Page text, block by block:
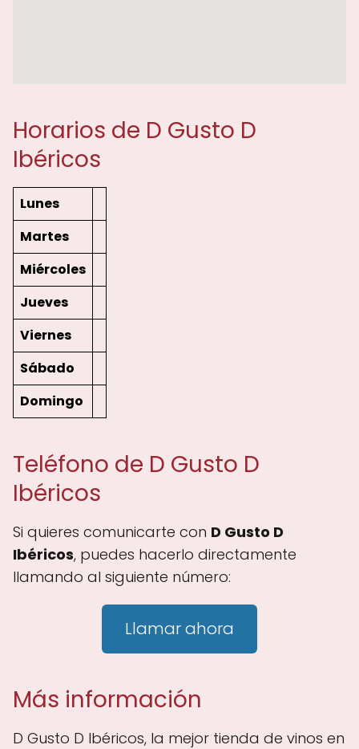
Horarios de D Gusto D
Ibéricos
Lunes
Martes
Miércoles
Jueves
Viernes
Sábado
Domingo
Teléfono de D Gusto D
Ibéricos
Si quieres comunicarte con D Gusto D
Ibéricos, puedes hacerlo directamente
llamando al siguiente número:
Llamar ahora
Más información
D Gusto D Ibéricos, la mejor tienda de vinos en